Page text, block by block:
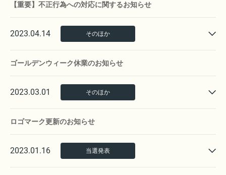
【重要】不正行為への対応に関するお知らせ
2023.04.14 そのほか
ゴールデンウィーク休業のお知らせ
2023.03.01 そのほか
ロゴマーク更新のお知らせ
2023.01.16 当選発表